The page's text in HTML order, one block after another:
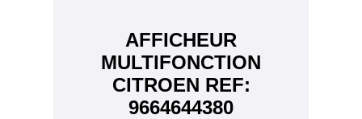
AFFICHEUR
MULTIFONCTION
CITROEN REF:
9664644380